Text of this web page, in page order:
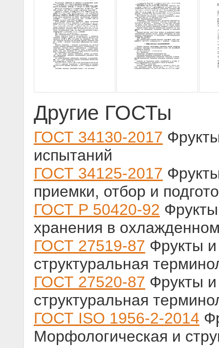
Другие ГОСТы
ГОСТ 34130-2017
испытаний
ГОСТ 34125-2017
приемки, отбор и
ГОСТ Р 50420-92
хранения в
ГОСТ 27519-87 Фрукты
структуральная
ГОСТ 27520-87 Фрукты
структуральная
ГОСТ ISO 1956-2-2014
Морфологическая и